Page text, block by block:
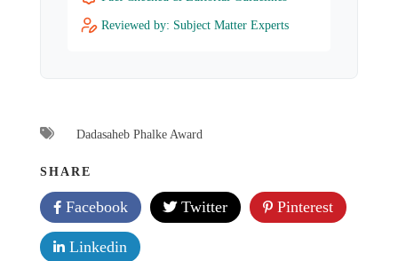
Reviewed by: Subject Matter Experts
Dadasaheb Phalke Award
SHARE
Facebook Twitter Pinterest
Linkedin